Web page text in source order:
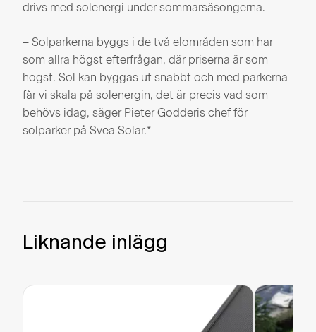
drivs med solenergi under sommarsäsongerna.
– Solparkerna byggs i de två elområden som har
som allra högst efterfrågan, där priserna är som
högst. Sol kan byggas ut snabbt och med parkerna
får vi skala på solenergin, det är precis vad som
behövs idag, säger Pieter Godderis chef för
solparker på Svea Solar.*
Liknande inlägg